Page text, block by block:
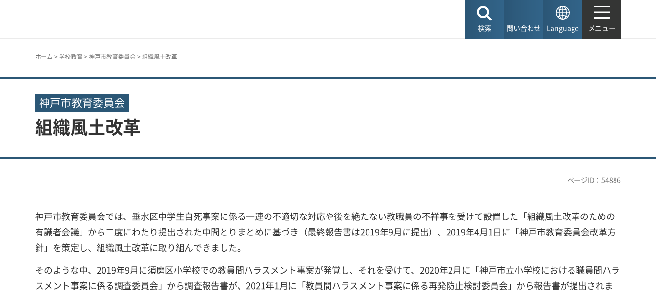
検索 問い合わせ Language メニュー
ホーム > 学校教育 > 神戸市教育委員会> 組織風土改革
神戸市教育委員会
組織風土改革
ページID：54886
神戸市教育委員会では、垂水区中学生自死事案に係る一連の不適切な対応や後を絶たない教職員の不祥事を受けて設置した「組織風土改革のための
有識者会議」から二度にわたり提出された中間とりまとめに基づき（最終報告書は2019年9月に提出）、2019年4月1日に「神戸市教育委員会改革方
針」を策定し、組織風土改革に取り組んできました。
そのような中、2019年9月に須磨区小学校での教員間ハラスメント事案が発覚し、それを受けて、2020年2月に「神戸市立小学校における職員間ハラ
スメント事案に係る調査委員会」から調査報告書が、2021年1月に「教員間ハラスメント事案に係る再発防止検討委員会」から報告書が提出されま